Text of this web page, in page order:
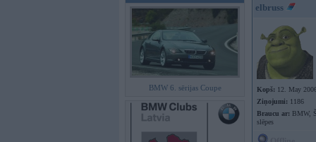
BMW 6. sērijas Coupe
elbruss
Kopš: 12. May
Ziņojumi: 1186
Braucu ar: BMW,
slēpes